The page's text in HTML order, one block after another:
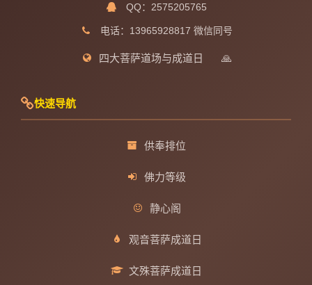
QQ：2575205765
电话：13965928817 微信同号
四大菩萨道场与成道日 🙏
快速导航
供奉排位
佛力等级
静心阁
观音菩萨成道日
文殊菩萨成道日